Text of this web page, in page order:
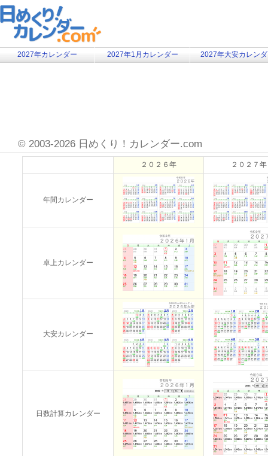
2027年カレンダー 2027年1月カレンダー 2027年大安カレン
© 2003-2026 日めくり！カレンダー.com
２０２６年 ２０２７年
年間カレンダー
卓上カレンダー
大安カレンダー
日数計算カレンダー